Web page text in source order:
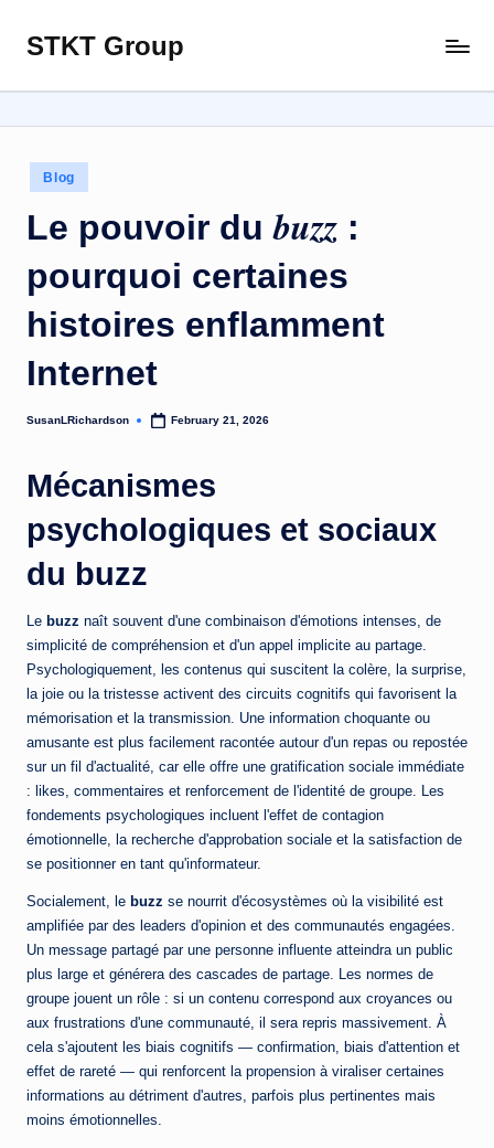
Skip
content
STKT Group
with
Every
Sphere
Posted
in
Blog
Le pouvoir dubuzz :
pourquoi certaines
histoires enflamment
Internet
Posted
SusanLRichardson February 21, 2026
Mécanismes
psychologiques et sociaux
du buzz
Le buzz naît souvent d'une combinaison d'émotions intenses, de
simplicité de compréhension et d'un appel implicite au partage.
Psychologiquement, les contenus qui suscitent la colère, la surprise,
la joie ou la tristesse activent des circuits cognitifs qui favorisent la
mémorisation et la transmission. Une information choquante ou
amusante est plus facilement racontée autour d'un repas ou repostée
sur un fil d'actualité, car elle offre une gratification sociale immédiate
: likes, commentaires et renforcement de l'identité de groupe. Les
fondements psychologiques incluent l'effet de contagion
émotionnelle, la recherche d'approbation sociale et la satisfaction de
se positionner en tant qu'informateur.
Socialement, le buzz se nourrit d'écosystèmes où la visibilité est
amplifiée par des leaders d'opinion et des communautés engagées.
Un message partagé par une personne influente atteindra un public
plus large et générera des cascades de partage. Les normes de
groupe jouent un rôle : si un contenu correspond aux croyances ou
aux frustrations d'une communauté, il sera repris massivement. À
cela s'ajoutent les biais cognitifs — confirmation, biais d'attention et
effet de rareté — qui renforcent la propension à viraliser certaines
informations au détriment d'autres, parfois plus pertinentes mais
moins émotionnelles.